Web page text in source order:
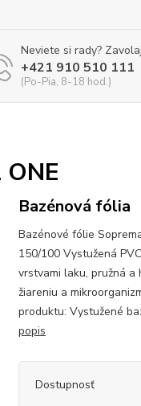
Neviete si rady?
+421 910 510 111
(Po-Pia, 8-18 hod.)
Bazénová fólia
Bazénové fólie
150/100 Vystužená
vrstvami laku, pružná
žiareniu a
produktu: Vystužené
popis
Dostupnosť